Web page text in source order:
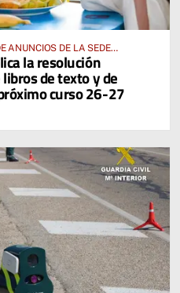
ANUNCIOS DE LA SEDE
Y EN EL PORTAL DE
la resolución
de texto y de
curso 26-27